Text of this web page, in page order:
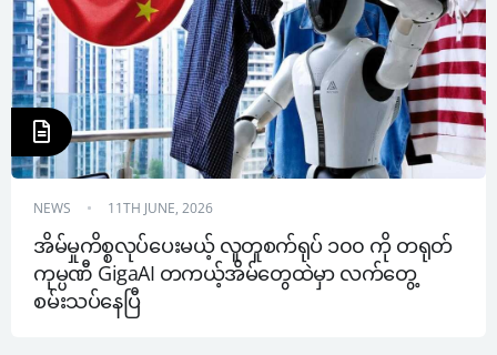
NEWS 11TH JUNE, 2026
အိမ်မှုကိစ္စလုပ်ပေးမယ့် လူတူစက်ရုပ် ၁၀၀ ကို တရုတ်
ကုမ္ပဏီ GigaAI တကယ့်အိမ်တွေထဲမှာ လက်တွေ့
စမ်းသပ်နေပြီ